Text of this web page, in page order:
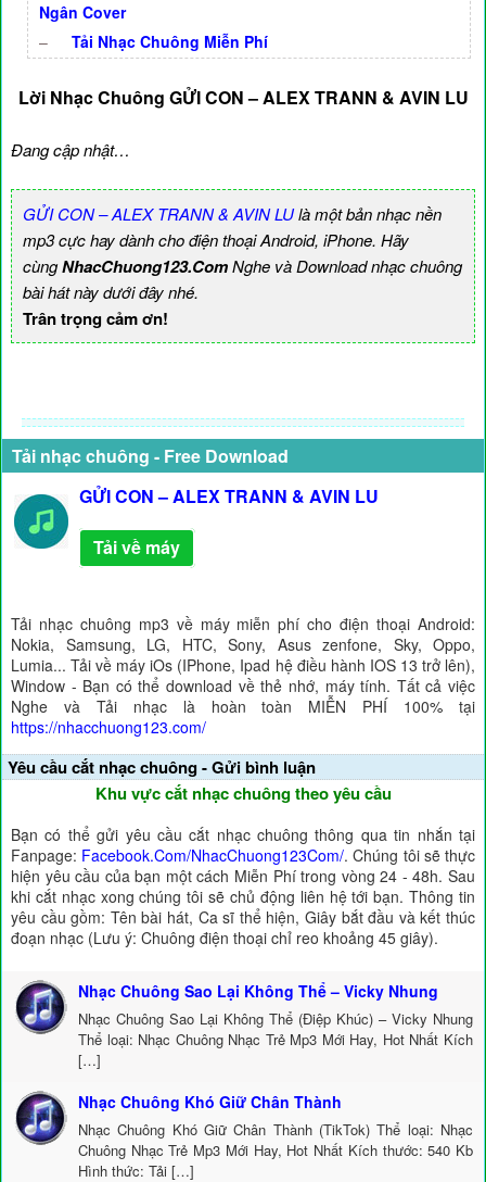
Ngân Cover
–
Tải Nhạc Chuông Miễn Phí
Lời Nhạc Chuông GỬI CON – ALEX TRANN & AVIN LU
Đang cập nhật…
GỬI CON – ALEX TRANN & AVIN LUlà một bản nhạc nền
mp3 cực hay dành cho điện thoại Android, iPhone. Hãy
cùngNhacChuong123.ComNghe và Download nhạc chuông
bài hát này dưới đây nhé.
Trân trọng cảm ơn!
Tải nhạc chuông - Free Download
GỬI CON – ALEX TRANN & AVIN LU
Tải về máy
Tải nhạc chuông mp3 về máy miễn phí cho điện thoại Android:
Nokia, Samsung, LG, HTC, Sony, Asus zenfone, Sky, Oppo,
Lumia... Tải về máy iOs (IPhone, Ipad hệ điều hành IOS 13 trở lên),
Window - Bạn có thể download về thẻ nhớ, máy tính. Tất cả việc
Nghe và Tải nhạc là hoàn toàn MIỄN PHÍ 100% tại
https://nhacchuong123.com/
Yêu cầu cắt nhạc chuông - Gửi bình luận
Khu vực cắt nhạc chuông theo yêu cầu
Bạn có thể gửi yêu cầu cắt nhạc chuông thông qua tin nhắn tại
Fanpage: Facebook.Com/NhacChuong123Com/. Chúng tôi sẽ thực
hiện yêu cầu của bạn một cách Miễn Phí trong vòng 24 - 48h. Sau
khi cắt nhạc xong chúng tôi sẽ chủ động liên hệ tới bạn. Thông tin
yêu cầu gồm: Tên bài hát, Ca sĩ thể hiện, Giây bắt đầu và kết thúc
đoạn nhạc (Lưu ý: Chuông điện thoại chỉ reo khoảng 45 giây).
Nhạc Chuông Sao Lại Không Thể – Vicky Nhung
Nhạc Chuông Sao Lại Không Thể (Điệp Khúc) – Vicky Nhung
Thể loại: Nhạc Chuông Nhạc Trẻ Mp3 Mới Hay, Hot Nhất Kích
[…]
Nhạc Chuông Khó Giữ Chân Thành
Nhạc Chuông Khó Giữ Chân Thành (TikTok) Thể loại: Nhạc
Chuông Nhạc Trẻ Mp3 Mới Hay, Hot Nhất Kích thước: 540 Kb
Hình thức: Tải […]